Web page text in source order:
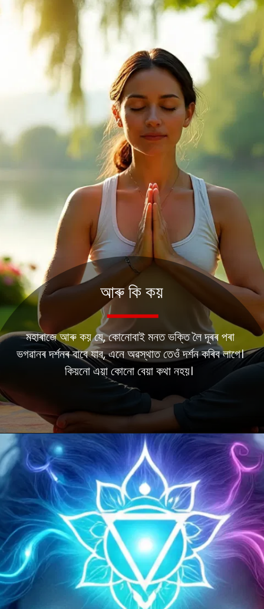
মহাৰাজে আৰু কয় যে, কোনোবাই মনত ভক্তি লৈ দূৰৰ পৰা
ভগৱানৰ দৰ্শনৰ বাবে যাব, এনে অৱস্থাত তেওঁ দৰ্শন কৰিব লাগে।
কিয়নো এয়া কোনো বেয়া কথা নহয়।
আৰু কি কয়